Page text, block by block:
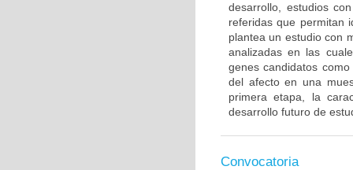
desarrollo, estudios
referidas que permitan
plantea un estudio con
analizadas en las
genes candidatos
del afecto en una
primera etapa, la
desarrollo futuro de
Convocatoria